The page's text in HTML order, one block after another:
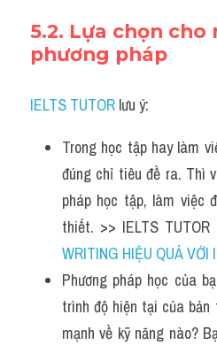
5.2. Lựa chọn cho
phương pháp
IELTS TUTOR lưu ý:
Trong học tập hay làm
đúng chỉ tiêu đề ra. Thì
pháp học tập, làm việc
thiết. >> IELTS
WRITING HIỆU QUẢ VỚI
Phương pháp học của
trình độ hiện tại của
mạnh về kỹ năng nào?